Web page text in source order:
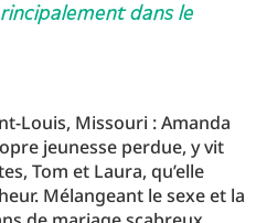
dans le
Louis, Missouri : Amanda
jeunesse perdue, y vit
Tom et Laura, qu’elle
Mélangeant le sexe et la